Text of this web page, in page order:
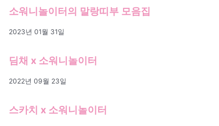
소워니놀이터의 말랑띠부 모음집
2023년 01월 31일
딤채 x 소워니놀이터
2022년 09월 23일
스카치 x 소워니놀이터